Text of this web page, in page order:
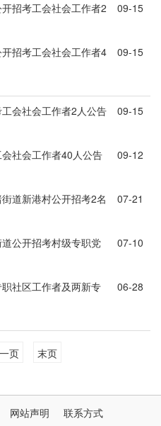
招考工会社会工作者2
09-15
招考工会社会工作者4
09-15
会社会工作者2人公告
09-15
社会工作者40人公告
09-12
道新港村公开招考2名
07-21
公开招考村级专职党
07-10
社区工作者及两新专
06-28
页 末页
网站声明
联系方式